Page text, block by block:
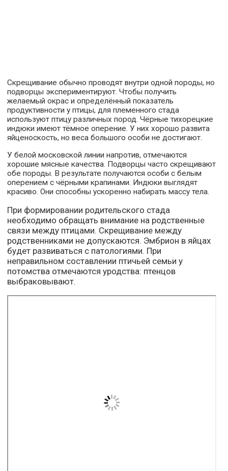
Скрещивание обычно проводят внутри одной породы, но
подворцы экспериментируют. Чтобы получить
желаемый окрас и определённый показатель
продуктивности у птицы, для племенного стада
используют птицу различных пород. Чёрные тихорецкие
индюки имеют тёмное оперение. У них хорошо развита
яйценоскость, но веса большого особи не достигают.
У белой московской линии напротив, отмечаются
хорошие мясные качества. Подворцы часто скрещивают
обе породы. В результате получаются особи с белым
оперением с чёрными крапинами. Индюки выглядят
красиво. Они способны ускоренно набирать массу тела.
При формировании родительского стада
необходимо обращать внимание на родственные
связи между птицами. Скрещивание между
родственниками не допускаются. Эмбрион в яйцах
будет развиваться с патологиями. При
неправильном составлении птичьей семьи у
потомства отмечаются уродства: птенцов
выбраковывают.